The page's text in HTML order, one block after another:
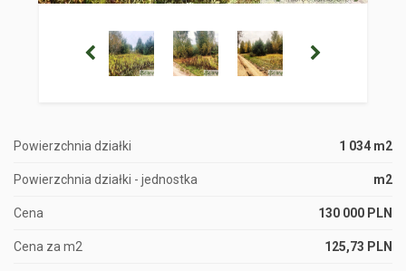
Powierzchnia działki 1 034 m2
Powierzchnia działki - jednostka m2
Cena 130 000 PLN
Cena za m2 125,73 PLN